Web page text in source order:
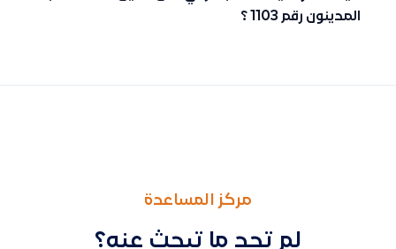
المدينون رقم 1103 ؟
مركز المساعدة
لم تجد ما تبحث عنه؟